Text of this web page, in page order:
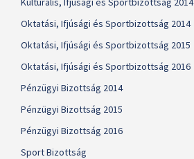
Oktatási, Ifjúsági és Sportbizottság 2014
Oktatási, Ifjúsági és Sportbizottság 2015
Oktatási, Ifjúsági és Sportbizottság 2016
Pénzügyi Bizottság 2014
Pénzügyi Bizottság 2015
Pénzügyi Bizottság 2016
Sport Bizottság